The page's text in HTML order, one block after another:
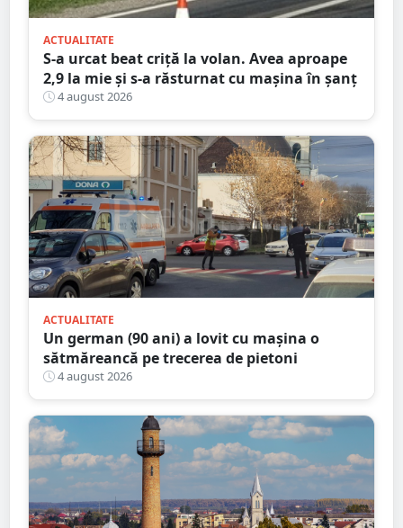
ACTUALITATE
S-a urcat beat criță la volan. Avea aproape
2,9 la mie și s-a răsturnat cu mașina în șanț
4 august 2026
ACTUALITATE
Un german (90 ani) a lovit cu mașina o
sătmăreancă pe trecerea de pietoni
4 august 2026